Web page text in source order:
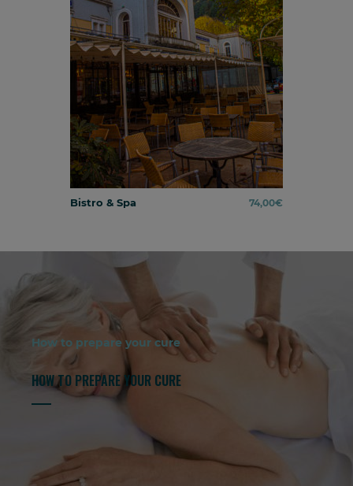
Bistro & Spa 74,00€
How to prepare your cure
HOW TO PREPARE YOUR CURE